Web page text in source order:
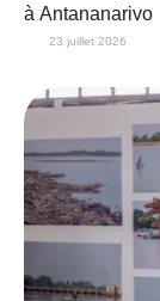
à Antananarivo
23 juillet 2026